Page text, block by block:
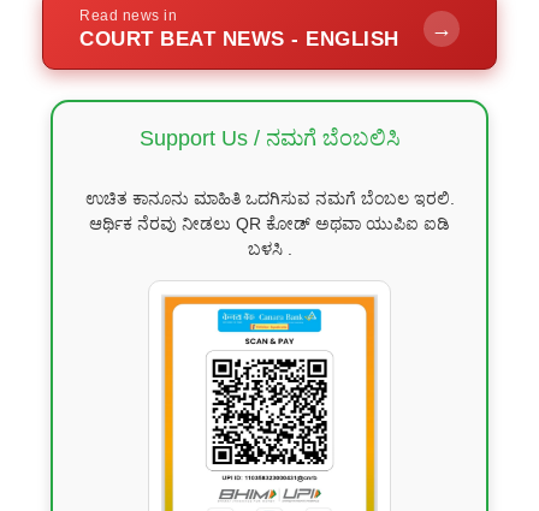
Read news in
COURT BEAT NEWS - ENGLISH →
Support Us / ನಮಗೆ ಬೆಂಬಲಿಸಿ
ಉಚಿತ ಕಾನೂನು ಮಾಹಿತಿ ಒದಗಿಸುವ ನಮಗೆ ಬೆಂಬಲ ಇರಲಿ.
ಆರ್ಥಿಕ ನೆರವು ನೀಡಲು QR ಕೋಡ್ ಅಥವಾ ಯುಪಿಐ ಐಡಿ
ಬಳಸಿ .